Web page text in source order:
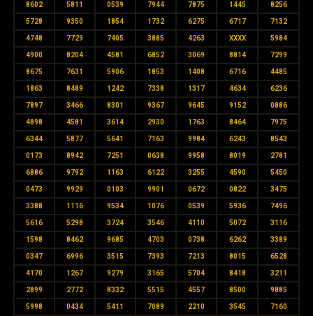
8602 5811 0539 7944 7875 1445 8256
5728 9350 1854 1732 6275 6717 7132
4748 7729 7405 3885 4263 XXXX 5984
4900 8204 4581 6852 3069 8814 7299
8675 7631 5906 1853 1408 6716 4485
1863 8489 1242 7338 1317 4634 6236
7897 3466 8301 9367 9645 9152 0886
4898 4581 3614 2930 1763 8464 7975
6344 5877 5641 7163 9984 6243 8543
0173 8942 7251 0638 9958 8019 2781
6886 9792 1163 6122 3255 4590 5450
0473 9929 0103 9901 0672 0822 3475
3388 1116 9534 1076 0539 5936 7496
5616 5298 3724 3546 4110 5072 3116
1598 8462 9685 4703 0738 6262 3389
0347 6996 3515 7393 7213 8015 6528
4170 1267 9279 3165 5704 8418 3211
2899 2772 8332 5515 4557 8500 9885
5998 0434 5411 7089 2210 3545 7160